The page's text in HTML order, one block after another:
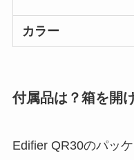
カラー
付属品は？箱を開
Edifier QR30のパッ